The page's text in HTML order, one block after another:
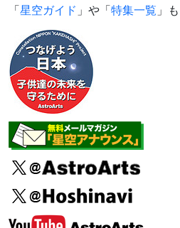
「星空ガイド 」や「特集一覧 」